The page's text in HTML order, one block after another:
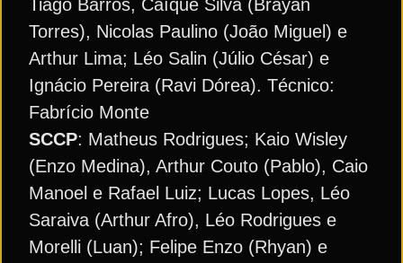
Tiago Barros, Caíque Silva (Brayan
Torres), Nicolas Paulino (João Miguel) e
Arthur Lima; Léo Salin (Júlio César) e
Ignácio Pereira (Ravi Dórea). Técnico:
Fabrício Monte
SCCP: Matheus Rodrigues; Kaio Wisley
(Enzo Medina), Arthur Couto (Pablo), Caio
Manoel e Rafael Luiz; Lucas Lopes, Léo
Saraiva (Arthur Afro), Léo Rodrigues e
Morelli (Luan); Felipe Enzo (Rhyan) e